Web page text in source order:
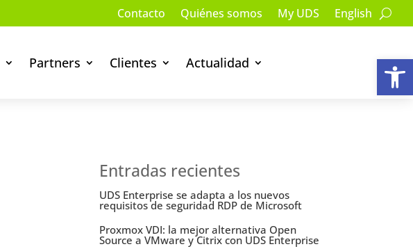
Contacto Quiénes somos My UDS English
Partners Clientes Actualidad
Entradas recientes
UDS Enterprise se adapta a los nuevos
requisitos de seguridad RDP de Microsoft
Proxmox VDI: la mejor alternativa Open
Source a VMware y Citrix con UDS Enterprise